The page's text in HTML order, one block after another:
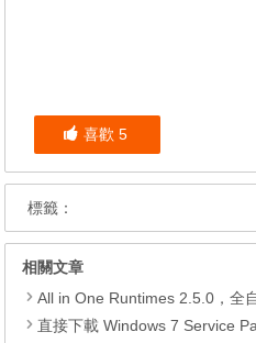
喜歡 5
標籤：
相關文章
All in One Runtimes 2.5.0，全自動安裝.Net
直接下載 Windows 7 Service